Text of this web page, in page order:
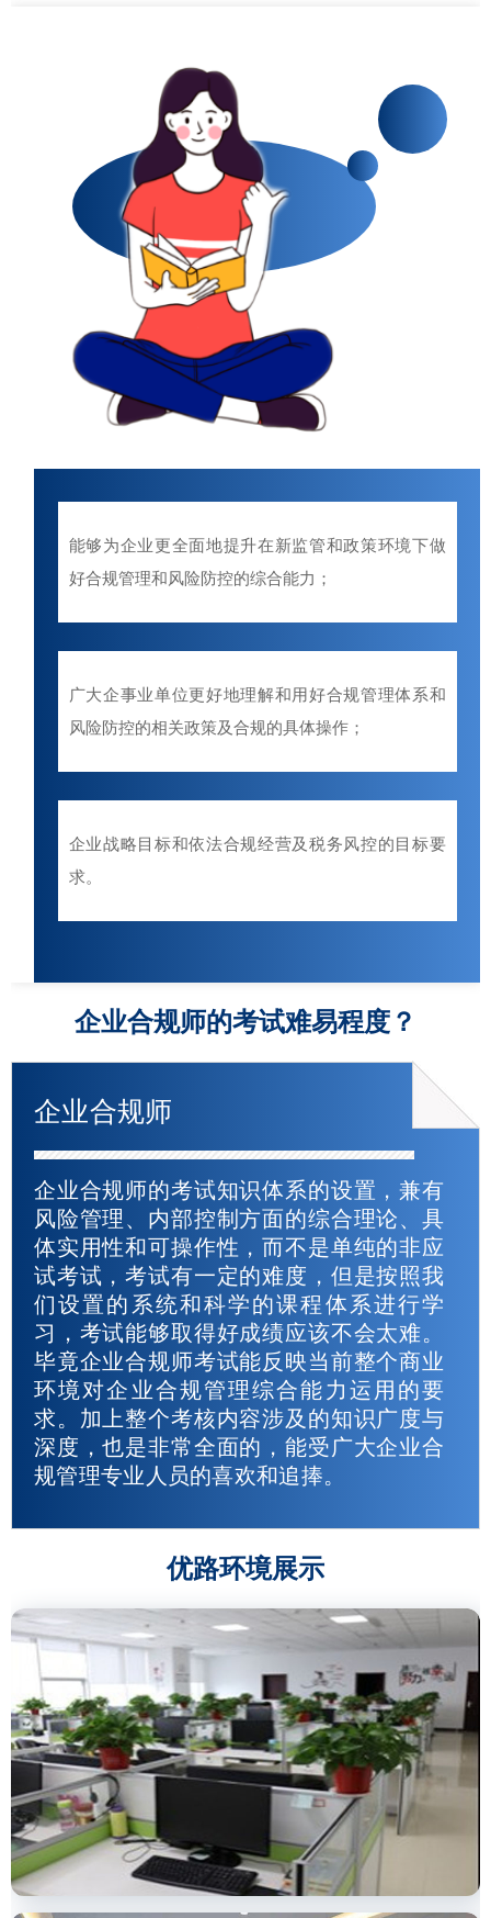
能够为企业更全面地提升在新监管和政策环境下做
好合规管理和风险防控的综合能力；
广大企事业单位更好地理解和用好合规管理体系和
风险防控的相关政策及合规的具体操作；
企业战略目标和依法合规经营及税务风控的目标要
求。
企业合规师的考试难易程度？
企业合规师
企业合规师的考试知识体系的设置，兼有
风险管理、内部控制方面的综合理论、具
体实用性和可操作性，而不是单纯的非应
试考试，考试有一定的难度，但是按照我
们设置的系统和科学的课程体系进行学
习，考试能够取得好成绩应该不会太难。
毕竟企业合规师考试能反映当前整个商业
环境对企业合规管理综合能力运用的要
求。加上整个考核内容涉及的知识广度与
深度，也是非常全面的，能受广大企业合
规管理专业人员的喜欢和追捧。
优路环境展示